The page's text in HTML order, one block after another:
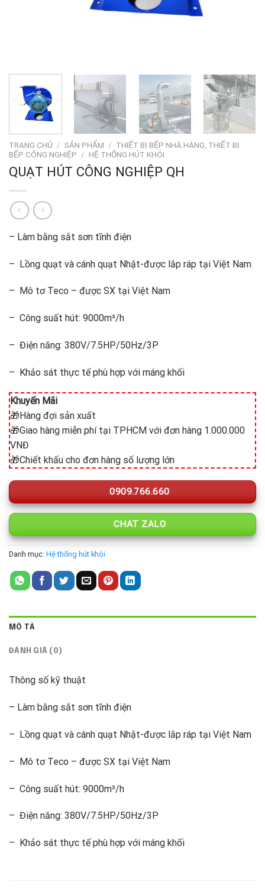
TRANG CHỦ / SẢN PHẨM / THIẾT BỊ BẾP NHÀ HÀNG, THIẾT BỊ
BẾP CÔNG NGHIỆP / HỆ THỐNG HÚT KHÓI
QUẠT HÚT CÔNG NGHIỆP QH
– Làm bằng sắt sơn tĩnh điện
– Lồng quạt và cánh quạt Nhật-được lắp ráp tại Việt Nam
– Mô tơ Teco – được SX tại Việt Nam
– Công suất hút: 9000m³/h
– Điện năng: 380V/7.5HP/50Hz/3P
– Khảo sát thực tế phù hợp với máng khối
Khuyến Mãi
🎁Hàng đợi sản xuất
🎁Giao hàng miễn phí tại TPHCM với đơn hàng 1.000.000
VNĐ
🎁Chiết khấu cho đơn hàng số lượng lớn
0909.766.660
CHAT ZALO
Danh mục: Hệ thống hút khói
MÔ TẢ
ĐÁNH GIÁ (0)
Thông số kỹ thuật
– Làm bằng sắt sơn tĩnh điện
– Lồng quạt và cánh quạt Nhật-được lắp ráp tại Việt Nam
– Mô tơ Teco – được SX tại Việt Nam
– Công suất hút: 9000m³/h
– Điện năng: 380V/7.5HP/50Hz/3P
– Khảo sát thực tế phù hợp với máng khối